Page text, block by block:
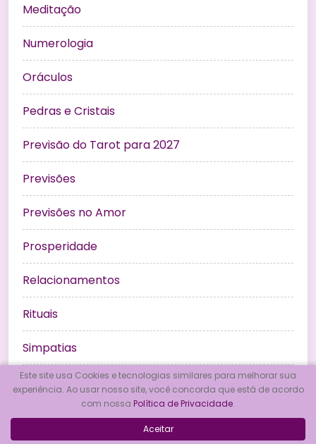
Meditação
Numerologia
Oráculos
Pedras e Cristais
Previsão do Tarot para 2027
Previsões
Previsões no Amor
Prosperidade
Relacionamentos
Rituais
Simpatias
Sonhos
Tarô de Marselha
Este site usa Cookies e tecnologias similares para melhorar sua
experiência. Ao usar nosso site, você concorda que está de acordo
com nossa Política de Privacidade.
Aceitar